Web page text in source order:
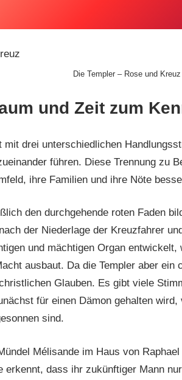
Die Templer – Rose und Kreuz
und Zeit zum
drei unterschiedlichen
führen. Diese Trennung zu
ihre Familien und ihre Nöte
den durchgehende roten Faden
der Niederlage der Kreuzfahrer
und mächtigen Organ
ausbaut. Da die Templer aber
Glauben. Es gibt viele
für einen Dämon gehalten
sind.
Mélisande im Haus von
erkennt, dass ihr zukünftiger Mann